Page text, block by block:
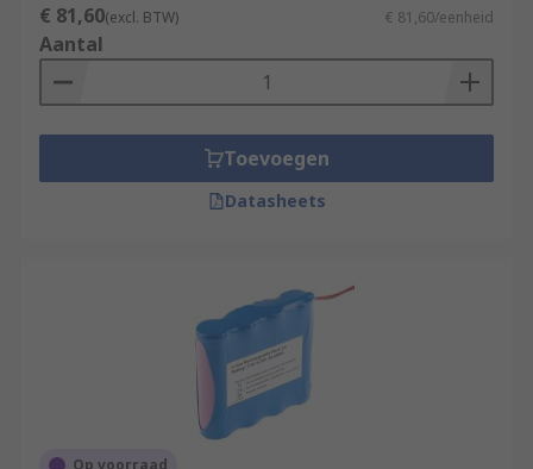
€ 81,60(excl. BTW) € 81,60/eenheid
Aantal
Toevoegen
Datasheets
Op voorraad